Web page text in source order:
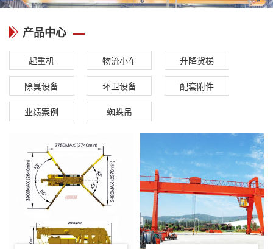
产品中心
起重机 物流小车 升降货梯
除臭设备 环卫设备 配套附件
业绩案例 蜘蛛吊